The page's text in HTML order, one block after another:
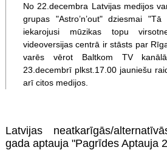
No 22.decembra Latvijas medijos
grupas "Astro’n’out" dziesmai
iekarojusi mūzikas topu
videoversijas centrā ir stāsts par
varēs vērot Baltkom TV
23.decembrī plkst.17.00 jauniešu
arī citos medijos.
Latvijas neatkarīgās/
gada aptauja "Pagrīdes Aptauja